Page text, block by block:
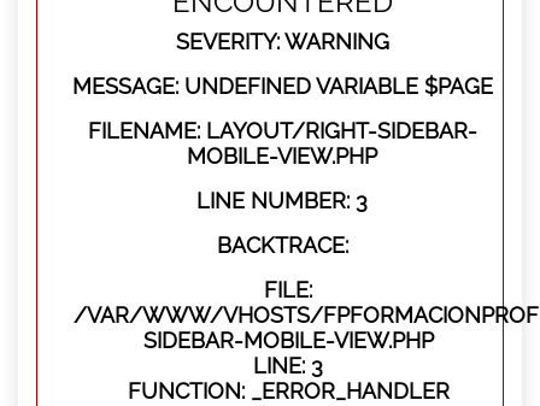
SEVERITY: WARNING
MESSAGE: UNDEFINED VARIABLE $PAGE
FILENAME: LAYOUT/RIGHT-SIDEBAR-
MOBILE-VIEW.PHP
LINE NUMBER: 3
BACKTRACE:
FILE:
/VAR/WWW/VHOSTS/
SIDEBAR-MOBILE-VIEW.PHP
LINE: 3
FUNCTION: _ERROR_HANDLER